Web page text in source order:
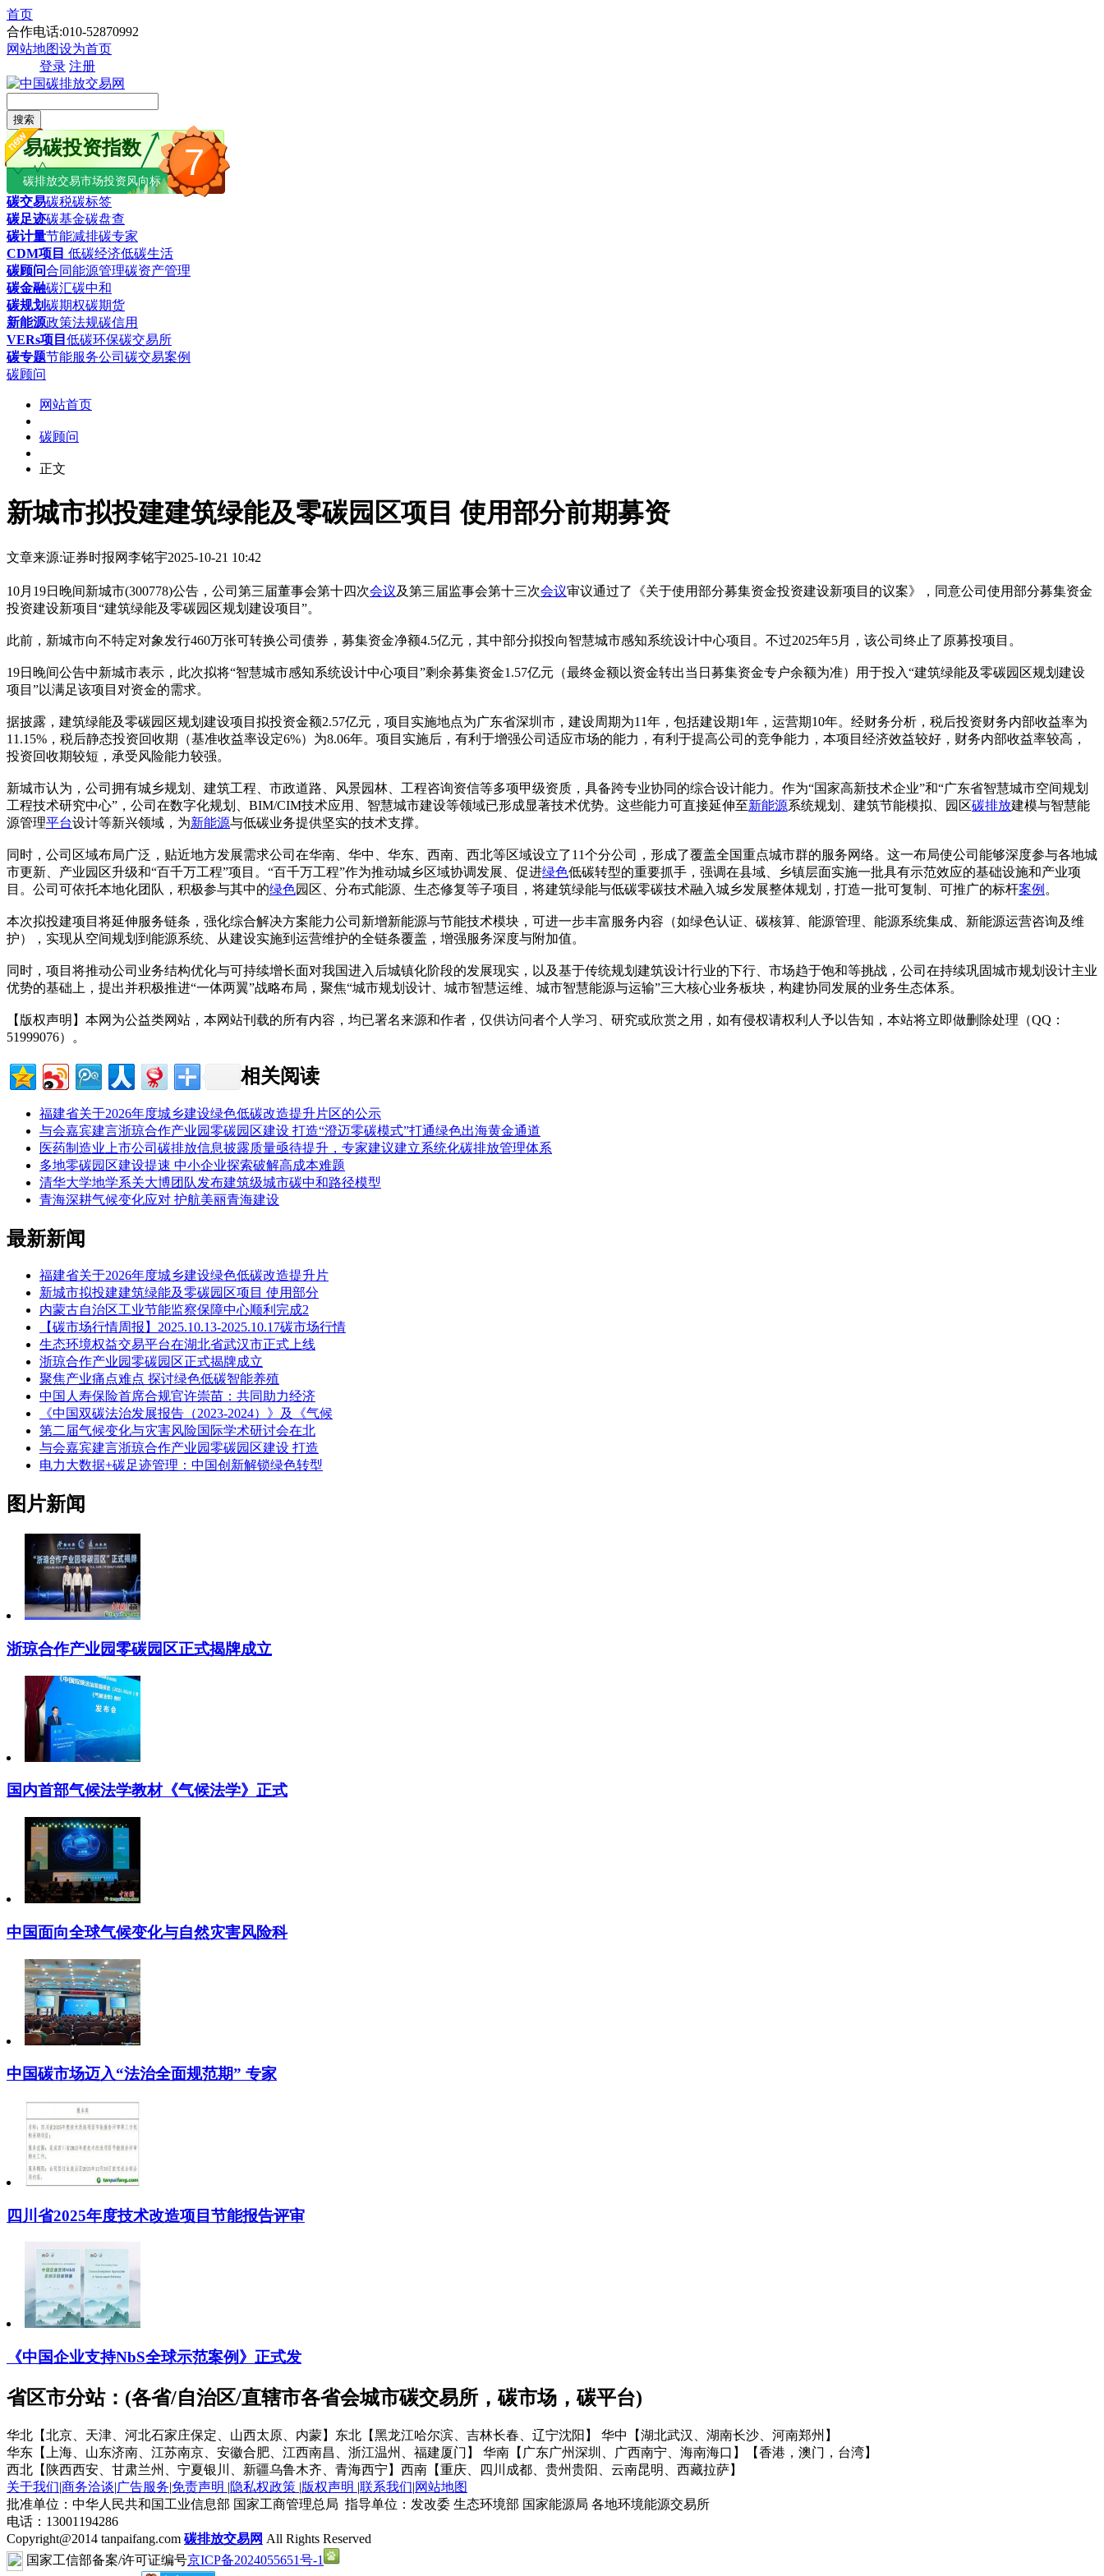
首页
合作电话:010-52870992
网站地图设为首页
登录 注册
搜索
7
易碳投资指数
碳排放交易市场投资风向标
碳交易碳税碳标签
碳足迹碳基金碳盘查
碳计量节能减排碳专家
CDM项目 低碳经济低碳生活
碳顾问合同能源管理碳资产管理
碳金融碳汇碳中和
碳规划碳期权碳期货
新能源政策法规碳信用
VERs项目 低碳环保碳交易所
碳专题节能服务公司 碳交易案例
碳顾问
网站首页
碳顾问
正文
新城市拟投建建筑绿能及零碳园区项目 使用部分前期募资
文章来源:证券时报网李铭宇2025-10-21 10:42
10月19日晚间新城市(300778)公告，公司第三届董事会第十四次会议及第三届监事会第十三次会议审议通过了《关于使用部分募集资金投资建设新项目的议案》，同意公司使用部分募集资金
投资建设新项目“建筑绿能及零碳园区规划建设项目”。
此前，新城市向不特定对象发行460万张可转换公司债券，募集资金净额4.5亿元，其中部分拟投向智慧城市感知系统设计中心项目。不过2025年5月，该公司终止了原募投项目。
19日晚间公告中新城市表示，此次拟将“智慧城市感知系统设计中心项目”剩余募集资金1.57亿元（最终金额以资金转出当日募集资金专户余额为准）用于投入“建筑绿能及零碳园区规划建设
项目”以满足该项目对资金的需求。
据披露，建筑绿能及零碳园区规划建设项目拟投资金额2.57亿元，项目实施地点为广东省深圳市，建设周期为11年，包括建设期1年，运营期10年。经财务分析，税后投资财务内部收益率为
11.15%，税后静态投资回收期（基准收益率设定6%）为8.06年。项目实施后，有利于增强公司适应市场的能力，有利于提高公司的竞争能力，本项目经济效益较好，财务内部收益率较高，
投资回收期较短，承受风险能力较强。
新城市认为，公司拥有城乡规划、建筑工程、市政道路、风景园林、工程咨询资信等多项甲级资质，具备跨专业协同的综合设计能力。作为“国家高新技术企业”和“广东省智慧城市空间规划
工程技术研究中心”，公司在数字化规划、BIM/CIM技术应用、智慧城市建设等领域已形成显著技术优势。这些能力可直接延伸至新能源系统规划、建筑节能模拟、园区碳排放建模与智慧能
源管理平台设计等新兴领域，为新能源与低碳业务提供坚实的技术支撑。
同时，公司区域布局广泛，贴近地方发展需求公司在华南、华中、华东、西南、西北等区域设立了11个分公司，形成了覆盖全国重点城市群的服务网络。这一布局使公司能够深度参与各地城
市更新、产业园区升级和“百千万工程”项目。“百千万工程”作为推动城乡区域协调发展、促进绿色低碳转型的重要抓手，强调在县域、乡镇层面实施一批具有示范效应的基础设施和产业项
目。公司可依托本地化团队，积极参与其中的绿色园区、分布式能源、生态修复等子项目，将建筑绿能与低碳零碳技术融入城乡发展整体规划，打造一批可复制、可推广的标杆案例 。
本次拟投建项目将延伸服务链条，强化综合解决方案能力公司新增新能源与节能技术模块，可进一步丰富服务内容（如绿色认证、碳核算、能源管理、能源系统集成、新能源运营咨询及维
护），实现从空间规划到能源系统、从建设实施到运营维护的全链条覆盖，增强服务深度与附加值。
同时，项目将推动公司业务结构优化与可持续增长面对我国进入后城镇化阶段的发展现实，以及基于传统规划建筑设计行业的下行、市场趋于饱和等挑战，公司在持续巩固城市规划设计主业
优势的基础上，提出并积极推进“一体两翼”战略布局，聚焦“城市规划设计、城市智慧运维、城市智慧能源与运输”三大核心业务板块，构建协同发展的业务生态体系。
【版权声明】本网为公益类网站，本网站刊载的所有内容，均已署名来源和作者，仅供访问者个人学习、研究或欣赏之用，如有侵权请权利人予以告知，本站将立即做删除处理（QQ：
51999076）。
相关阅读
福建省关于2026年度城乡建设绿色低碳改造提升片区的公示
与会嘉宾建言浙琼合作产业园零碳园区建设 打造“澄迈零碳模式”打通绿色出海黄金通道
医药制造业上市公司碳排放信息披露质量亟待提升，专家建议建立系统化碳排放管理体系
多地零碳园区建设提速 中小企业探索破解高成本难题
清华大学地学系关大博团队发布建筑级城市碳中和路径模型
青海深耕气候变化应对 护航美丽青海建设
最新新闻
福建省关于2026年度城乡建设绿色低碳改造提升片
新城市拟投建建筑绿能及零碳园区项目 使用部分
内蒙古自治区工业节能监察保障中心顺利完成2
【碳市场行情周报】2025.10.13-2025.10.17碳市场行情
生态环境权益交易平台在湖北省武汉市正式上线
浙琼合作产业园零碳园区正式揭牌成立
聚焦产业痛点难点 探讨绿色低碳智能养殖
中国人寿保险首席合规官许崇苗：共同助力经济
《中国双碳法治发展报告（2023-2024）》及《气候
第二届气候变化与灾害风险国际学术研讨会在北
与会嘉宾建言浙琼合作产业园零碳园区建设 打造
电力大数据+碳足迹管理：中国创新解锁绿色转型
图片新闻
浙琼合作产业园零碳园区正式揭牌成立
国内首部气候法学教材《气候法学》正式
中国面向全球气候变化与自然灾害风险科
中国碳市场迈入“法治全面规范期” 专家
四川省2025年度技术改造项目节能报告评审
《中国企业支持NbS全球示范案例》正式发
省区市分站：(各省/自治区/直辖市各省会城市碳交易所，碳市场，碳平台)
华北【北京、天津、河北石家庄保定、山西太原、内蒙】 东北【黑龙江哈尔滨、吉林长春、辽宁沈阳】
华中【湖北武汉、湖南长沙、河南郑州】
华东【上海、山东济南、江苏南京、安徽合肥、江西南昌、浙江温州、福建厦门】
华南【广东广州深圳、广西南宁、海南海口】
【香港，澳门，台湾】
西北【陕西西安、甘肃兰州、宁夏银川、新疆乌鲁木齐、青海西宁】 西南【重庆、四川成都、贵州贵阳、云南昆明、西藏拉萨】
关于我们|商务洽谈|广告服务|免责声明 |隐私权政策 |版权声明 |联系我们|网站地图
批准单位：中华人民共和国工业信息部 国家工商管理总局 指导单位：发改委 生态环境部 国家能源局 各地环境能源交易所
电话：13001194286
Copyright@2014 tanpaifang.com 碳排放交易网 All Rights Reserved
国家工信部备案/许可证编号京ICP备2024055651号-1